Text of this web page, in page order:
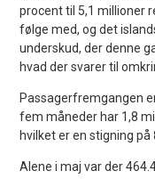
procent til 5,1 millioner
følge med, og det
underskud, der denne
hvad der svarer til
Passagerfremgangen
fem måneder har 1,8
hvilket er en stigning på
Alene i maj var der